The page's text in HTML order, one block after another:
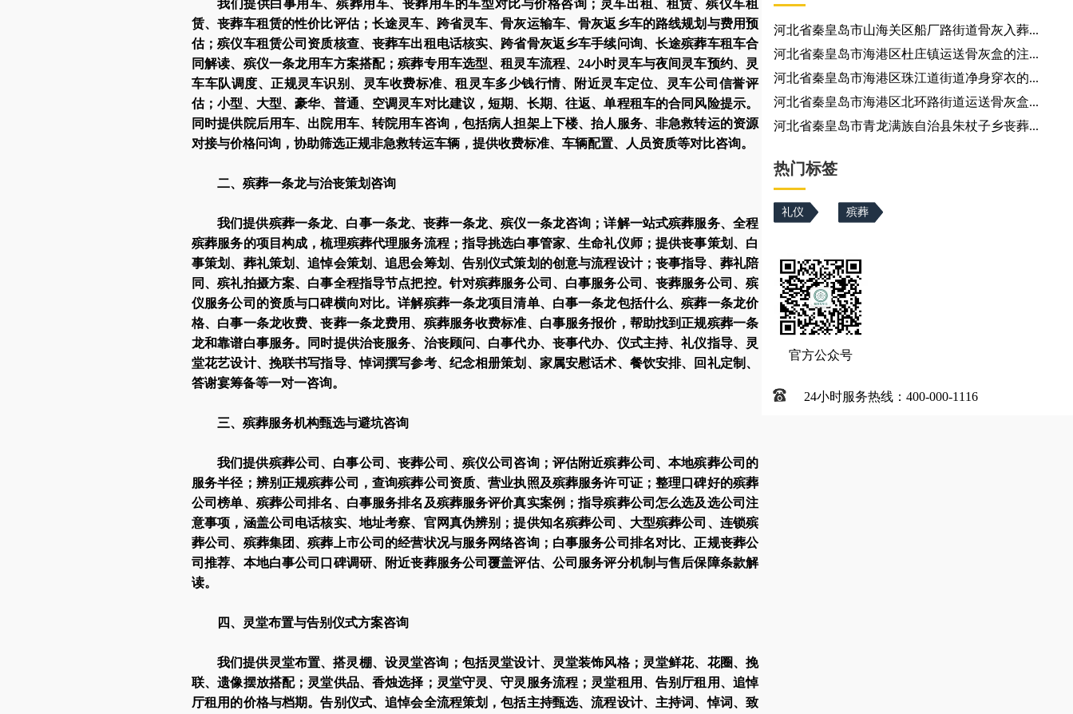
我们提供白事用车、殡葬用车、丧葬用车的车型对比与价格咨询；灵车出租、租赁、殡仪车租
赁、丧葬车租赁的性价比评估；长途灵车、跨省灵车、骨灰运输车、骨灰返乡车的路线规划与费用预
估；殡仪车租赁公司资质核查、丧葬车出租电话核实、跨省骨灰返乡车手续问询、长途殡葬车租车合
同解读、殡仪一条龙用车方案搭配；殡葬专用车选型、租灵车流程、24小时灵车与夜间灵车预约、灵
车车队调度、正规灵车识别、灵车收费标准、租灵车多少钱行情、附近灵车定位、灵车公司信誉评
估；小型、大型、豪华、普通、空调灵车对比建议，短期、长期、往返、单程租车的合同风险提示。
同时提供院后用车、出院用车、转院用车咨询，包括病人担架上下楼、抬人服务、非急救转运的资源
对接与价格问询，协助筛选正规非急救转运车辆，提供收费标准、车辆配置、人员资质等对比咨询。
二、殡葬一条龙与治丧策划咨询
我们提供殡葬一条龙、白事一条龙、丧葬一条龙、殡仪一条龙咨询；详解一站式殡葬服务、全程
殡葬服务的项目构成，梳理殡葬代理服务流程；指导挑选白事管家、生命礼仪师；提供丧事策划、白
事策划、葬礼策划、追悼会策划、追思会筹划、告别仪式策划的创意与流程设计；丧事指导、葬礼陪
同、殡礼拍摄方案、白事全程指导节点把控。针对殡葬服务公司、白事服务公司、丧葬服务公司、殡
仪服务公司的资质与口碑横向对比。详解殡葬一条龙项目清单、白事一条龙包括什么、殡葬一条龙价
格、白事一条龙收费、丧葬一条龙费用、殡葬服务收费标准、白事服务报价，帮助找到正规殡葬一条
龙和靠谱白事服务。同时提供治丧服务、治丧顾问、白事代办、丧事代办、仪式主持、礼仪指导、灵
堂花艺设计、挽联书写指导、悼词撰写参考、纪念相册策划、家属安慰话术、餐饮安排、回礼定制、
答谢宴筹备等一对一咨询。
三、殡葬服务机构甄选与避坑咨询
我们提供殡葬公司、白事公司、丧葬公司、殡仪公司咨询；评估附近殡葬公司、本地殡葬公司的
服务半径；辨别正规殡葬公司，查询殡葬公司资质、营业执照及殡葬服务许可证；整理口碑好的殡葬
公司榜单、殡葬公司排名、白事服务排名及殡葬服务评价真实案例；指导殡葬公司怎么选及选公司注
意事项，涵盖公司电话核实、地址考察、官网真伪辨别；提供知名殡葬公司、大型殡葬公司、连锁殡
葬公司、殡葬集团、殡葬上市公司的经营状况与服务网络咨询；白事服务公司排名对比、正规丧葬公
司推荐、本地白事公司口碑调研、附近丧葬服务公司覆盖评估、公司服务评分机制与售后保障条款解
读。
四、灵堂布置与告别仪式方案咨询
我们提供灵堂布置、搭灵棚、设灵堂咨询；包括灵堂设计、灵堂装饰风格；灵堂鲜花、花圈、挽
联、遗像摆放搭配；灵堂供品、香烛选择；灵堂守灵、守灵服务流程；灵堂租用、告别厅租用、追悼
厅租用的价格与档期。告别仪式、追悼会全流程策划，包括主持甄选、流程设计、主持词、悼词、致
河北省秦皇岛市山海关区船厂路街道骨灰入葬...
河北省秦皇岛市海港区杜庄镇运送骨灰盒的注...
河北省秦皇岛市海港区珠江道街道净身穿衣的...
河北省秦皇岛市海港区北环路街道运送骨灰盒...
河北省秦皇岛市青龙满族自治县朱杖子乡丧葬...
热门标签
礼仪 殡葬
官方公众号
24小时服务热线：400-000-1116